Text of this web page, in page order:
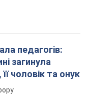
педагогів:
загинула
чоловік та онук